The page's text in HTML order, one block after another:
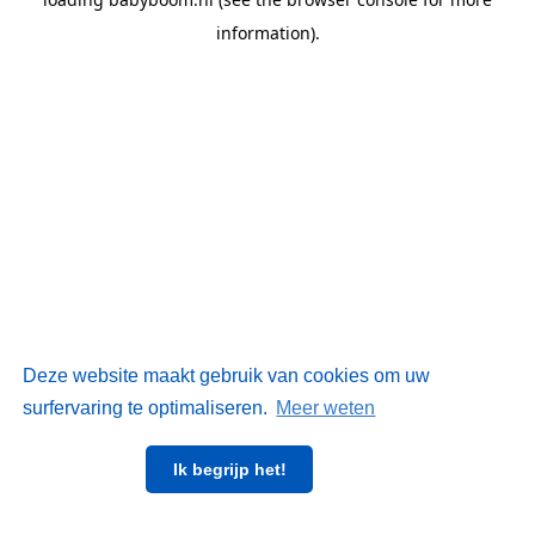
Deze website maakt gebruik van cookies om uw
surfervaring te optimaliseren. Meer weten
Ik begrijp het!
information).